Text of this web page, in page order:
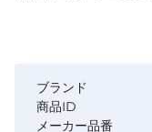
ブランド
商品ID
メーカー品番